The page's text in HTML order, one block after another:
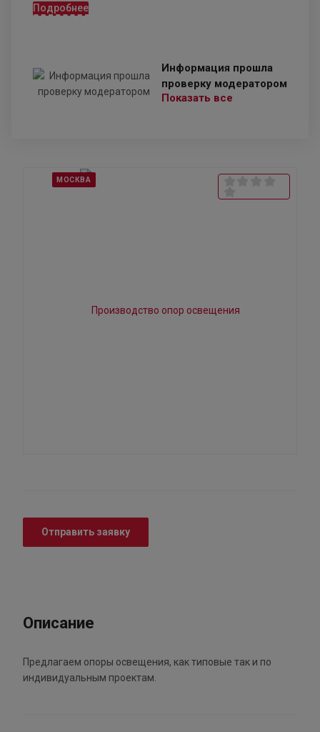
Подробнее
Информация прошла
проверку модератором
Показать все
МОСКВА
Отправить заявку
Описание
Предлагаем опоры освещения, как типовые так и по
индивидуальным проектам.